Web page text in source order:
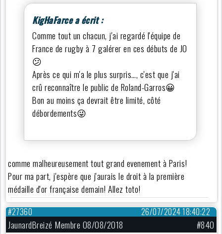
KigHaFarce a écrit :
Comme tout un chacun, j'ai regardé l'équipe de
France de rugby à 7 galérer en ces débuts de JO
😕
Après ce qui m'a le plus surpris…, c'est que j'ai
crû reconnaître le public de Roland-Garros😀
Bon au moins ça devrait être limité, côté
débordements😜
comme malheureusement tout grand evenement à Paris!
Pour ma part, j'espère que j'aurais le droit à la première
médaille d'or française demain! Allez toto!
26/07/2024 18:40:22
#27360
JaunardBreizé Membre 08/08/2018
#840